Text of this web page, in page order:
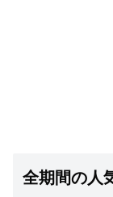
全期間の人